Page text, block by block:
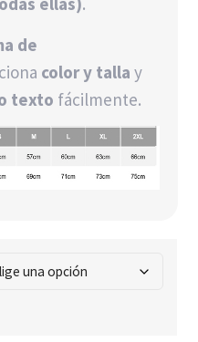
de
color y talla y
texto fácilmente.